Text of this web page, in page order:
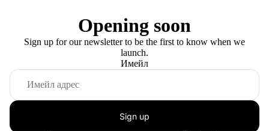
Opening soon
Sign up for our newsletter to be the first to know when we
launch.
Имейл
Sign up